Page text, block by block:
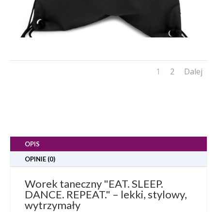
1 2 Dalej
OPIS
OPINIE (0)
Worek taneczny "EAT. SLEEP.
DANCE. REPEAT." – lekki, stylowy,
wytrzymały